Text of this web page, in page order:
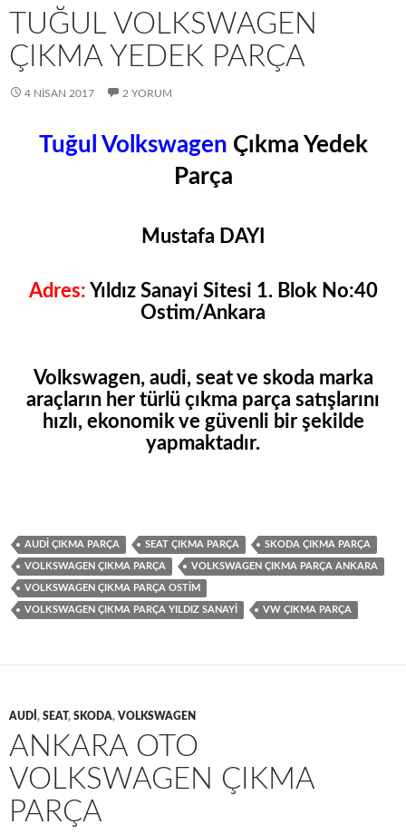
TUĞUL VOLKSWAGEN
ÇIKMA YEDEK PARÇA
4 NISAN 2017 2 YORUM
Tuğul Volkswagen Çıkma Yedek
Parça
Mustafa DAYI
Adres: Yıldız Sanayi Sitesi 1. Blok No:40
Ostim/Ankara
Volkswagen, audi, seatve skoda marka
araçların her türlü çıkma parça satışlarını
hızlı, ekonomik ve güvenli bir şekilde
yapmaktadır.
AUDI ÇIKMA PARÇA SEAT ÇIKMA PARÇA SKODA ÇIKMA PARÇA
VOLKSWAGEN ÇIKMA PARÇA VOLKSWAGEN ÇIKMA PARÇA ANKARA
VOLKSWAGEN ÇIKMA PARÇA OSTIM
VOLKSWAGEN ÇIKMA PARÇA YILDIZ SANAYI VW ÇIKMA PARÇA
AUDI , SEAT, SKODA, VOLKSWAGEN
ANKARA OTO
VOLKSWAGEN ÇIKMA
PARÇA